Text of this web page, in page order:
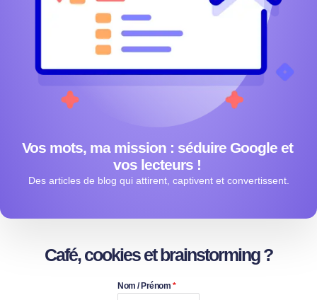
Vos mots, ma mission : séduire Google et
vos lecteurs !
Des articles de blog qui attirent, captivent et convertissent.
Café, cookies et brainstorming ?
Nom / Prénom *